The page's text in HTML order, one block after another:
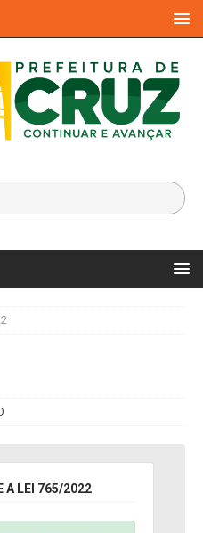
A LEI 765/2022